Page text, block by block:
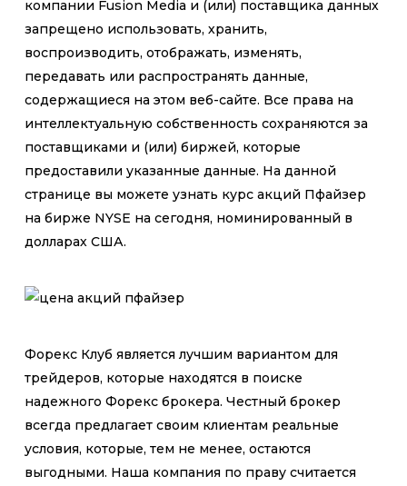
компании Fusion Media и (или) поставщика данных
запрещено использовать, хранить,
воспроизводить, отображать, изменять,
передавать или распространять данные,
содержащиеся на этом веб-сайте. Все права на
интеллектуальную собственность сохраняются за
поставщиками и (или) биржей, которые
предоставили указанные данные. На данной
странице вы можете узнать курс акций Пфайзер
на бирже NYSE на сегодня, номинированный в
долларах США.
Форекс Клуб является лучшим вариантом для
трейдеров, которые находятся в поиске
надежного Форекс брокера. Честный брокер
всегда предлагает своим клиентам реальные
условия, которые, тем не менее, остаются
выгодными. Наша компания по праву считается